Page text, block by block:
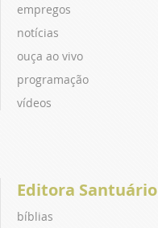
empregos
notícias
ouça ao vivo
programação
vídeos
Editora Santuário
bíblias